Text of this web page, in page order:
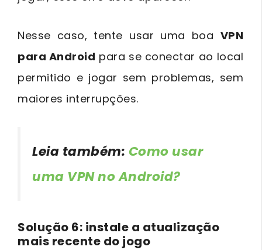
Nesse caso, tente usar uma boa VPN
para Android para se conectar ao local
permitido e jogar sem problemas, sem
maiores interrupções.
Leia também: Como usar
uma VPN no Android?
Solução 6: instale a atualização
mais recente do jogo